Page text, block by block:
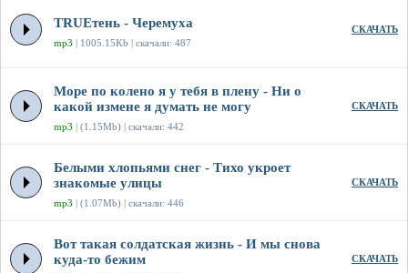
TRUEтень - Черемуха
mp3 | 1005.15Kb | скачали: 487
СКАЧАТЬ
Море по колено я у тебя в плену - Ни о
какой измене я думать не могу
mp3 | (1.15Mb) | скачали: 442
СКАЧАТЬ
Белыми хлопьями снег - Тихо укроет
знакомые улицы
mp3 | (1.07Mb) | скачали: 446
СКАЧАТЬ
Вот такая солдатская жизнь - И мы снова
куда-то бежим
СКАЧАТЬ